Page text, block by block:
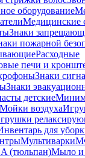
оборудование
Медицинские
Знаки
пожарной
Расходные
печи и
Знаки
Знаки
детские
Мойки воздуха
для
Мультиварки
(тюльпан)Мыло и